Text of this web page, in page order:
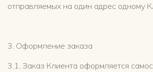
отправляемых на один адрес одному
3. Оформление заказа
3.1. Заказ Клиента оформляется